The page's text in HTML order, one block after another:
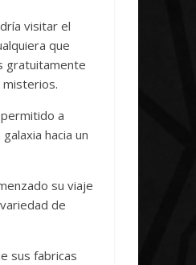
visitar el
que
gratuitamente
misterios.
a
hacia un
su viaje
de
sus fabricas
Txus 0